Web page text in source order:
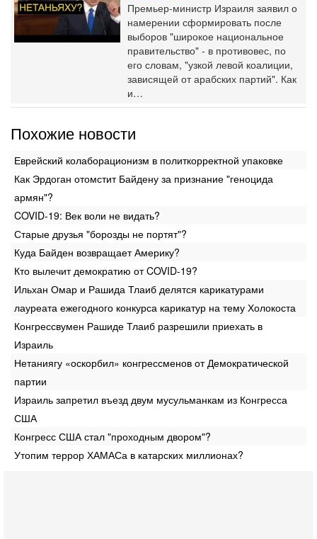
Премьер-министр Израиля заявил о
намерении сформировать после
выборов "широкое национальное
правительство" - в противовес, по
его словам, "узкой левой коалиции,
зависящей от арабских партий". Как
и…
Похожие новости
Еврейский колаборационизм в политкорректной упаковке
Как Эрдоган отомстит Байдену за признание "геноцида
армян"?
COVID-19: Век воли не видать?
Старые друзья "борозды не портят"?
Куда Байден возвращает Америку?
Кто вылечит демократию от COVID-19?
Ильхан Омар и Рашида Тлаиб делятся карикатурами
лауреата ежегодного конкурса карикатур на тему Холокоста
Конгрессвумен Рашиде Тлаиб разрешили приехать в
Израиль
Нетаниягу «оскорбил» конгрессменов от Демократической
партии
Израиль запретил въезд двум мусульманкам из Конгресса
США
Конгресс США стал "проходным двором"?
Утопим террор ХАМАСа в катарских миллионах?